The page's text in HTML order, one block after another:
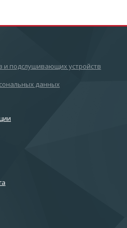
и подслушивающих устройств
данных